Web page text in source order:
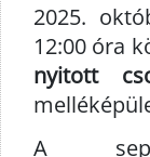
2025.
12:00 óra
nyitott
A